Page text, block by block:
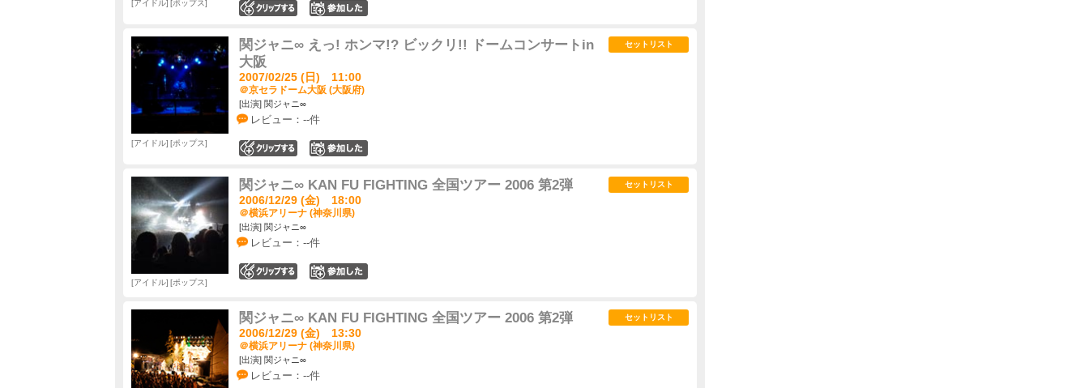
アイドル ポップス
関ジャニ∞ えっ! ホンマ!? ビックリ!! ドームコンサートin
大阪
2007/02/25 (日) 11:00
＠京セラドーム大阪 (大阪府)
[出演] 関ジャニ∞
レビュー：--件
セットリスト
アイドル ポップス
関ジャニ∞ KAN FU FIGHTING 全国ツアー 2006 第2弾
2006/12/29 (金) 18:00
＠横浜アリーナ (神奈川県)
[出演] 関ジャニ∞
レビュー：--件
セットリスト
アイドル ポップス
関ジャニ∞ KAN FU FIGHTING 全国ツアー 2006 第2弾
2006/12/29 (金) 13:30
＠横浜アリーナ (神奈川県)
[出演] 関ジャニ∞
レビュー：--件
セットリスト